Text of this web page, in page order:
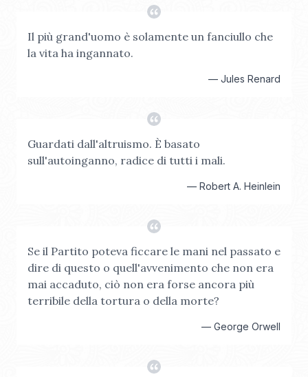
Il più grand'uomo è solamente un fanciullo che
la vita ha ingannato.
— Jules Renard
Guardati dall'altruismo. È basato
sull'autoinganno, radice di tutti i mali.
— Robert A. Heinlein
Se il Partito poteva ficcare le mani nel passato e
dire di questo o quell'avvenimento che non era
mai accaduto, ciò non era forse ancora più
terribile della tortura o della morte?
— George Orwell